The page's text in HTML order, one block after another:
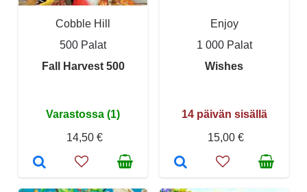
Cobble Hill
500 Palat
Fall Harvest 500
Varastossa (1)
14,50 €
Enjoy
1 000 Palat
Wishes
14 päivän sisällä
15,00 €